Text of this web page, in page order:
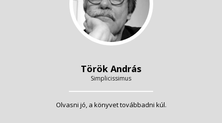
Török András
Simplicissimus
Olvasni jó, a könyvet továbbadni kúl.